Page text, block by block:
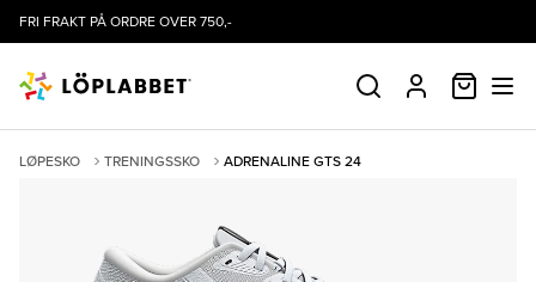
FRI FRAKT PÅ ORDRE OVER 750,-
SØK PROFIL
LØPESKO TRENINGSSKO ADRENALINE GTS 24